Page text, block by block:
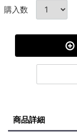
購入数
商品詳細